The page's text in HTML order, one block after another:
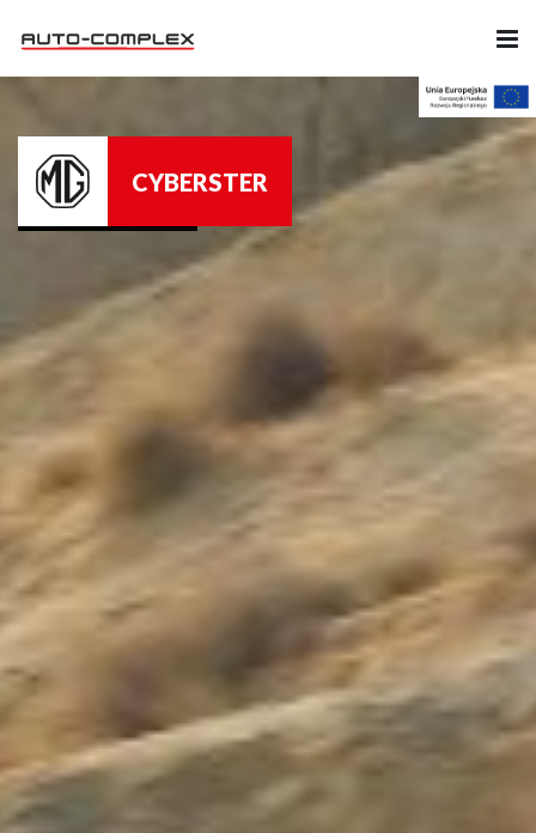
Ubezpieczenia
Części i Akcesoria
Likwidacja szkód
Kariera
Kontakt
Marka
CYBERSTER